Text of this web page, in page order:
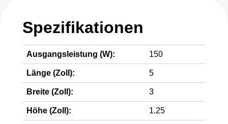
Spezifikationen
Ausgangsleistung (W): 150
Länge (Zoll): 5
Breite (Zoll): 3
Höhe (Zoll): 1.25